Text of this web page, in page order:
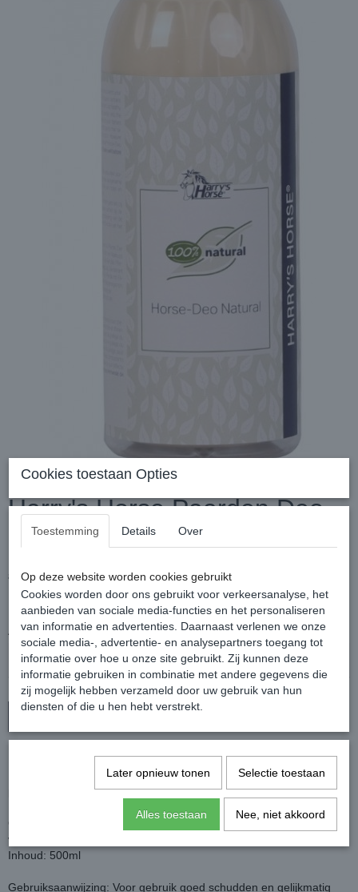
Harry's Horse Paarden Deo
Natural
€ 26,95 € 19,95 (inclusief btw 21%)
Op voorraad
Aantal
100% natuurlijke deodorant voor paarden.
De geur van noten- en sinaasappel bedekt de eigen geur van het
paard en weert hierdoor vliegen en adere insecten.
Daarnaast heeft het ook een verzorgende werking.
Ook te gebruiken voor paarden die eczeem hebben. Laat geen
vlekken achter.
Inhoud: 500ml
Gebruiksaanwijzing: Voor gebruik goed schudden en gelijkmatig
Cookies toestaan Opties
Toestemming Details Over
Op deze website worden cookies gebruikt
Cookies worden door ons gebruikt voor verkeersanalyse, het
aanbieden van sociale media-functies en het personaliseren
van informatie en advertenties. Daarnaast verlenen we onze
sociale media-, advertentie- en analysepartners toegang tot
informatie over hoe u onze site gebruikt. Zij kunnen deze
informatie gebruiken in combinatie met andere gegevens die
zij mogelijk hebben verzameld door uw gebruik van hun
diensten of die u hen hebt verstrekt.
Later opnieuw tonen Selectie toestaan
Alles toestaan Nee, niet akkoord